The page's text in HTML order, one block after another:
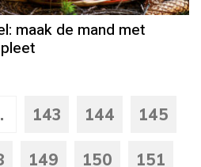
maak de mand met
143 144 145
149 150 151